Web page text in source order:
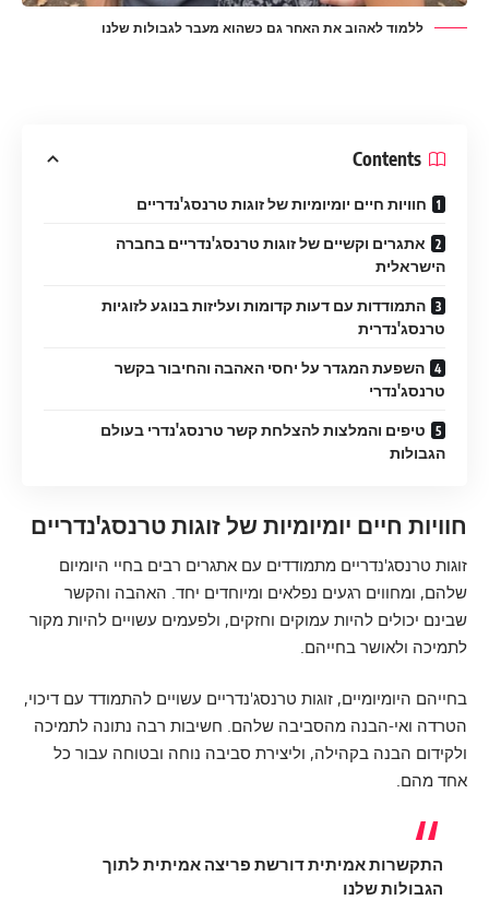
ללמוד לאהוב את האחר גם כשהוא מעבר לגבולות שלנו
Contents
חוויות חיים יומיומיות של זוגות טרנסג'נדריים
אתגרים וקשיים של זוגות טרנסג'נדריים בחברה
הישראלית
התמודדות עם דעות קדומות ועליזות בנוגע לזוגיות
טרנסג'נדרית
השפעת המגדר על יחסי האהבה והחיבור בקשר
טרנסג'נדרי
טיפים והמלצות להצלחת קשר טרנסג'נדרי בעולם
הגבולות
חוויות חיים יומיומיות של זוגות טרנסג'נדריים
זוגות טרנסג'נדריים מתמודדים עם אתגרים רבים בחיי היומיום
שלהם, ומחווים רגעים נפלאים ומיוחדים יחד. האהבה והקשר
שבינם יכולים להיות עמוקים וחזקים, ולפעמים עשויים להיות מקור
לתמיכה ולאושר בחייהם.
בחייהם היומיומיים, זוגות טרנסג'נדריים עשויים להתמודד עם דיכוי,
הטרדה ואי-הבנה מהסביבה שלהם. חשיבות רבה נתונה לתמיכה
ולקידום הבנה בקהילה, וליצירת סביבה נוחה ובטוחה עבור כל
אחד מהם.
התקשרות אמיתית דורשת פריצה אמיתית לתוך
הגבולות שלנו